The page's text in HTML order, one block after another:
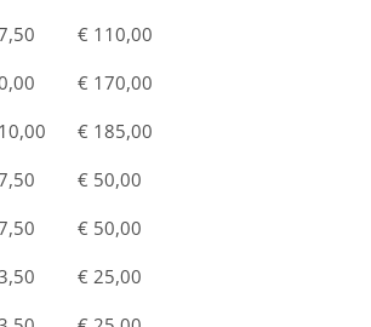
€ 110,00
€ 170,00
€ 185,00
€ 50,00
€ 50,00
€ 25,00